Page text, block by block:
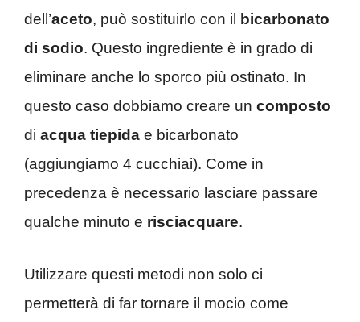
dell’aceto, può sostituirlo con il
bicarbonato
di sodio. Questo ingrediente è in grado di
eliminare anche lo sporco più ostinato. In
questo caso dobbiamo creare un composto
di acqua tiepida e bicarbonato
(aggiungiamo 4 cucchiai). Come in
precedenza è necessario lasciare passare
qualche minuto e risciacquare.
Utilizzare questi metodi non solo ci
permetterà di far tornare il mocio come